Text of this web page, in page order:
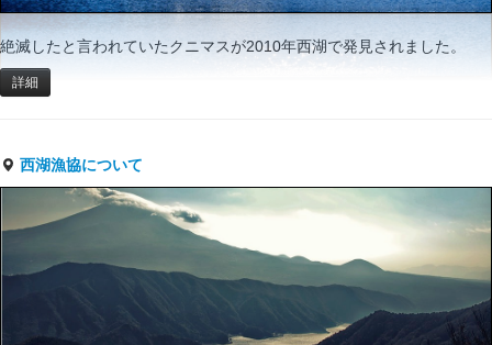
絶滅したと言われていたクニマスが2010年西湖で発見されました。
詳細
西湖漁協について